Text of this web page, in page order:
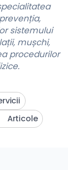
sistemului
mușchi,
procedurilor
Articole